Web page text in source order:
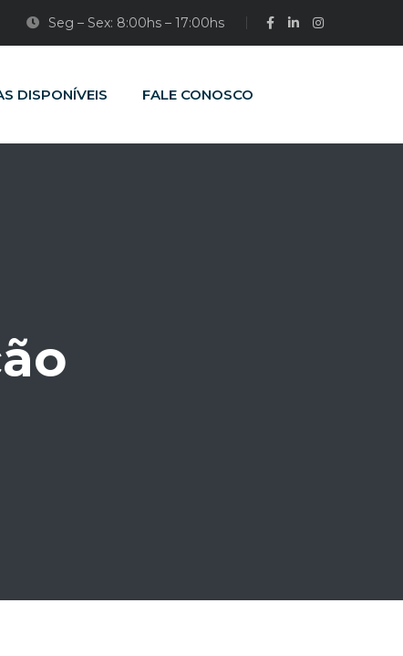
Seg – Sex: 8:00hs – 17:00hs
DISPONÍVEIS FALE CONOSCO